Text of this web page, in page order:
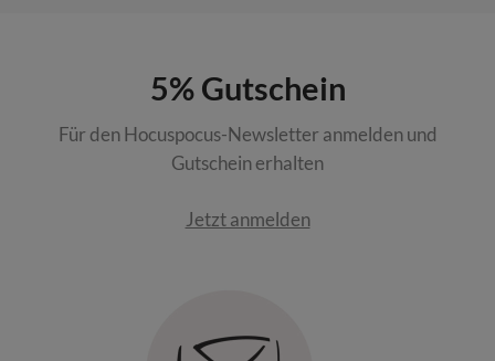
5% Gutschein
Für den Hocuspocus-Newsletter anmelden und
Gutschein erhalten
Jetzt anmelden